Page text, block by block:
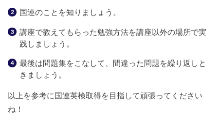
国連のことを知りましょう。
講座で教えてもらった勉強方法を講座以外の場所で実
践しましょう。
最後は問題集をこなして、間違った問題を繰り返しと
きましょう。
以上を参考に国連英検取得を目指して頑張ってください
ね！